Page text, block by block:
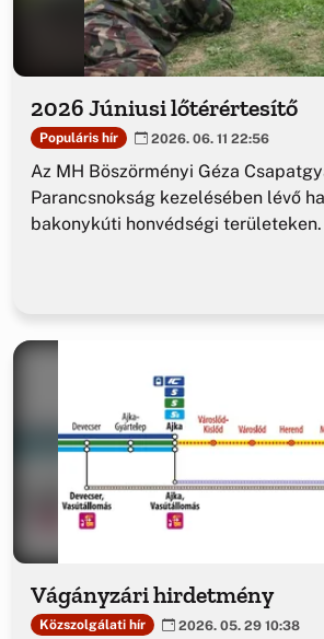
2026 Júniusi lőtérértesítő
Populáris hír 2026. 06. 11 22:56
Az MH Böszörményi Géza
Parancsnokság kezelésében lévő
bakonykúti honvédségi területeken.
Vágányzári hirdetmény
Közszolgálati hír 2026. 05. 29 10:38